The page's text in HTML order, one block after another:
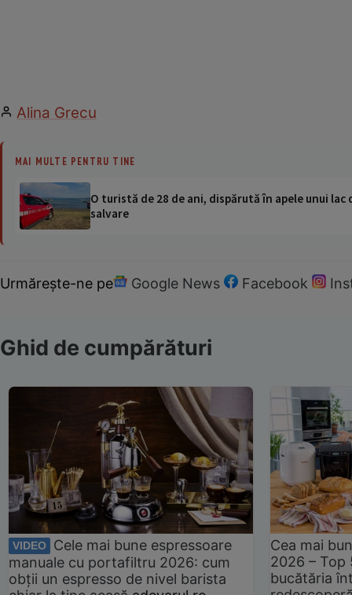
Alina Grecu
MAI MULTE PENTRU TINE
O turistă de 28 de ani, dispărută în apele unui
salvare
Urmărește-ne pe Google News Facebook
Ghid de cumpărături
VIDEO
Cele mai bune espressoare
manuale cu portafiltru 2026: cum
obții un espresso de nivel barista
Cea mai
2026 –
bucătăria